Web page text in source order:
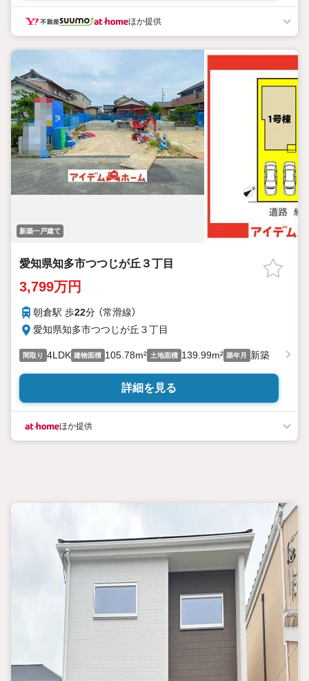
●自営業の方、転職後間もない方もお任せください
■資料請求だけ・話を聞くだけでもOK
■土地・建物代金＋諸費用すべて住宅ローンでもOK
■まずは、ローンが通るかどうか知りたいだけでもOK
■資金計画でご不安な方もお気軽にご相談ください
■自営業の方・転職後間もない方もお任せ下さい
■ -61-2121までご連絡ください
■平日・土日明るい時間であれば何時でもOKです
■■■■■■■■■■■■■■■■■■■■■■■■
ほか提供
新築一戸建て
愛知県知多市つつじが丘３丁目
3,799万円
朝倉駅 歩22分 （常滑線）
愛知県知多市つつじが丘３丁目
間取り 4LDK 建物面積 105.78m² 土地面積 139.99m² 築年月 新築
詳細を見る
ほか提供